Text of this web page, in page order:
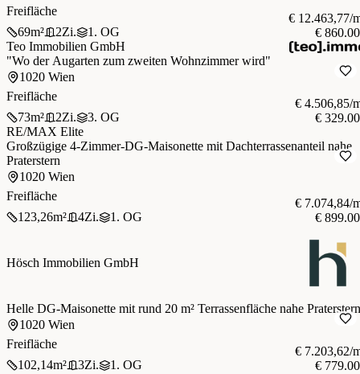
Freifläche
69m² 2Zi. 1. OG
€ 12.463,77/
€
Teo Immobilien GmbH
"Wo der Augarten zum zweiten Wohnzimmer wird"
1020 Wien
Freifläche
73m² 2Zi. 3. OG
€ 4.506,85/
€
RE/MAX Elite
Großzügige 4-Zimmer-DG-Maisonette mit Dachterrassenanteil nahe
Praterstern
1020 Wien
Freifläche
123,26m² 4Zi. 1. OG
€ 7.074,84/
€
Hösch Immobilien GmbH
Helle DG-Maisonette mit rund 20 m² Terrassenfläche nahe Praterstern
1020 Wien
Freifläche
102,14m² 3Zi. 1. OG
€ 7.203,62/
€